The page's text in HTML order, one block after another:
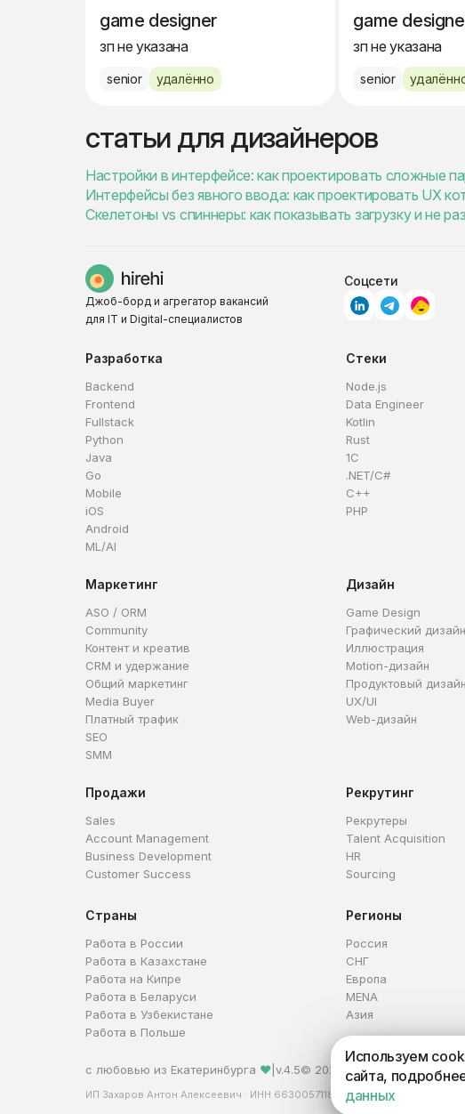
game designer
зп не указана
senior удалённо
game
зп не указана
senior
статьи для дизайнеров
Настройки в интерфейсе: как проектировать сложные
Интерфейсы без явного ввода: как проектировать UX
Скелетоны vs спиннеры: как показывать загрузку и не
Джоб-борд и агрегатор вакансий
для IT и Digital-специалистов
Соцсети
Разработка
Backend
Frontend
Fullstack
Python
Java
Go
Mobile
iOS
Android
ML/AI
Стеки
Node.js
Data Engineer
Kotlin
Rust
1C
.NET/C#
C++
PHP
Маркетинг
ASO / ORM
Community
Контент и креатив
CRM и удержание
Общий маркетинг
Media Buyer
Платный трафик
SEO
SMM
Дизайн
Game Design
Графический дизайн
Иллюстрация
Motion-дизайн
Продуктовый дизайн
UX/UI
Web-дизайн
Продажи
Sales
Account Management
Business Development
Customer Success
Рекрутинг
Рекрутеры
Talent Acquisition
HR
Sourcing
Страны
Работа в России
Работа в Казахстане
Работа на Кипре
Работа в Беларуси
Работа в Узбекистане
Работа в Польше
Регионы
Россия
СНГ
Европа
MENA
Азия
с любовью из Екатеринбурга ❤ v.4.5© 2026 HireHi
ИП Захаров Антон Алексеевич · ИНН 663005711880 · ОГРНИП
Используем
сайта,
данных